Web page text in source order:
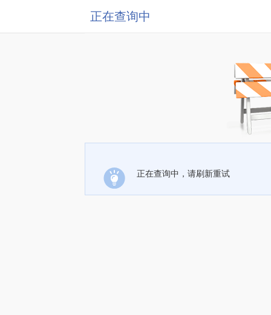
正在查询中
正在查询中，请刷新重试